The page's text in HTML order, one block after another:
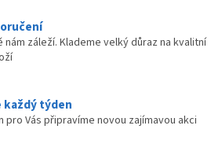
c
í
v
k
y
n
nám záleží. Klademe velký důraz na kvalitní
každý týden
pro Vás připravíme novou zajímavou akci